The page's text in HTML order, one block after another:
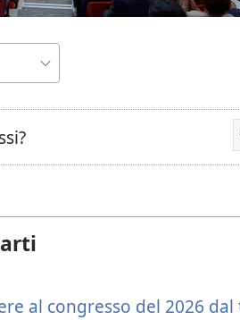
al congresso del 2026 dal